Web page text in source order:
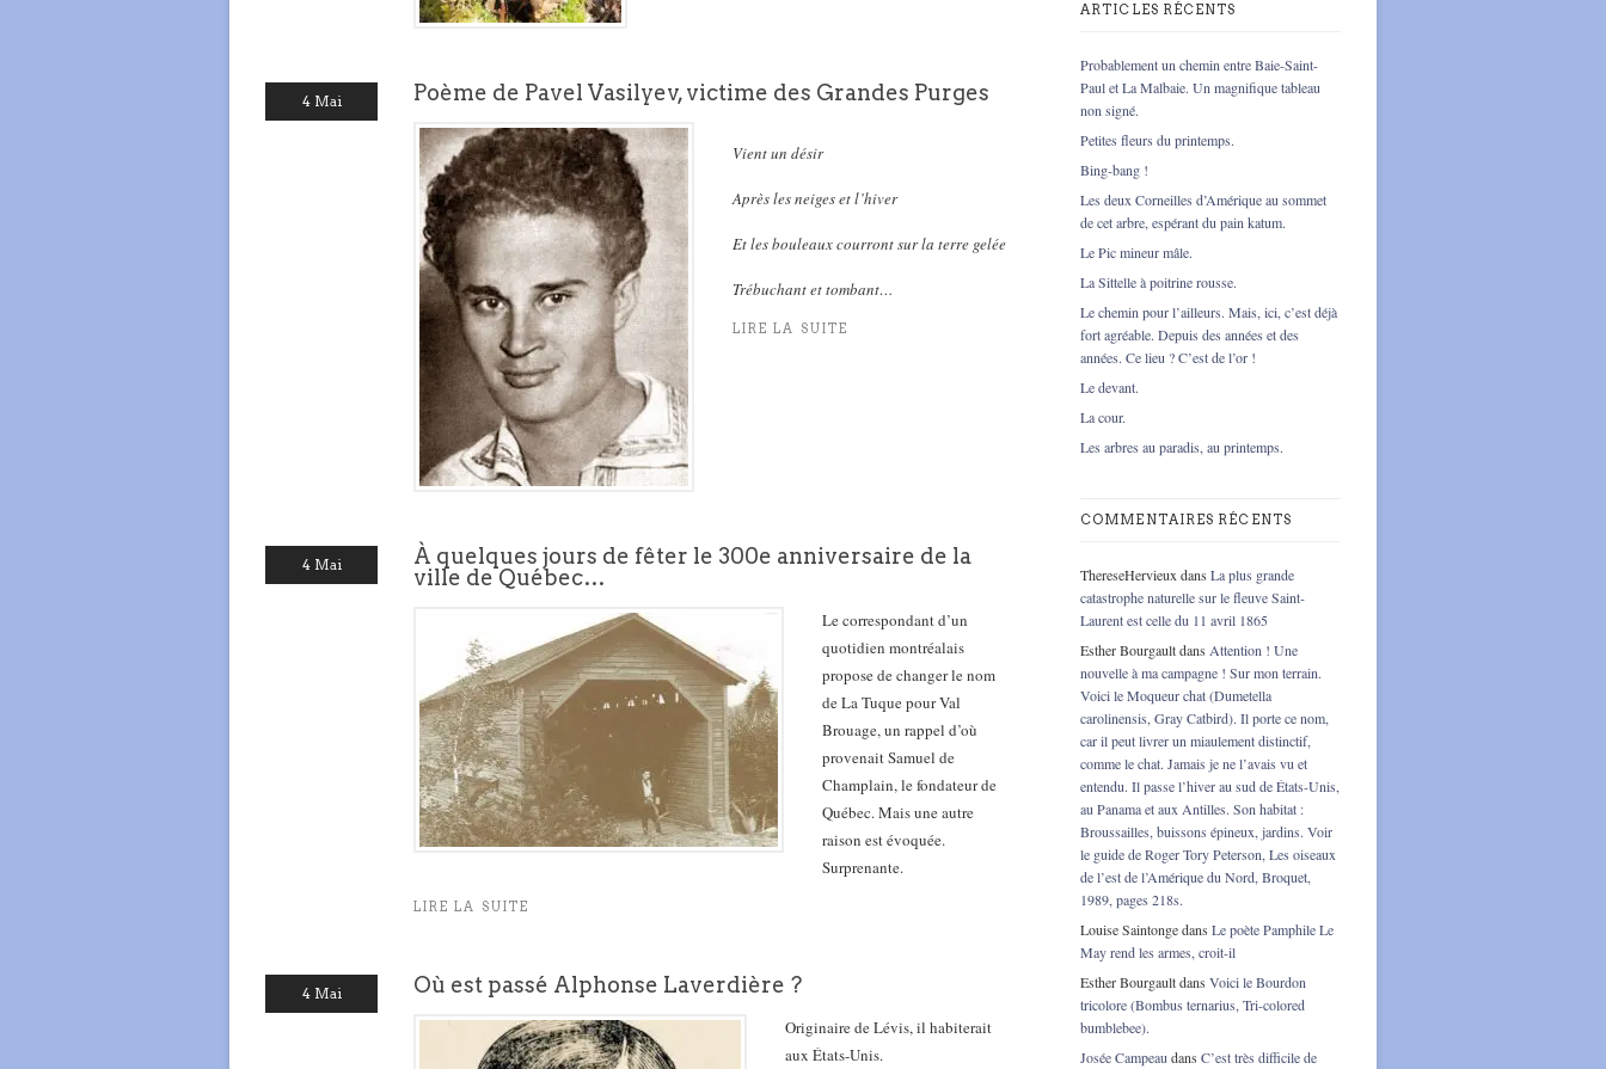
4 Mai Poème de Pavel Vasilyev, victime des Grandes Purges
Vient un désir
Après les neiges et l’hiver
Et les bouleaux courront sur la terre gelée
Trébuchant et tombant…
LIRE LA SUITE
4 Mai
À quelques jours de fêter le 300e anniversaire de la
ville de Québec…
Le correspondant d’un
quotidien montréalais
propose de changer le nom
de La Tuque pour Val
Brouage, un rappel d’où
provenait Samuel de
Champlain, le fondateur de
Québec. Mais une autre
raison est évoquée.
Surprenante.
LIRE LA SUITE
4 Mai Où est passé Alphonse Laverdière ?
Originaire de Lévis, il habiterait
aux États-Unis.
ARTICLES RÉCENTS
Probablement un chemin entre Baie-Saint-
Paul et La Malbaie. Un magnifique tableau
non signé.
Petites fleurs du printemps.
Bing-bang !
Les deux Corneilles d’Amérique au sommet
de cet arbre, espérant du pain katum.
Le Pic mineur mâle.
La Sittelle à poitrine rousse.
Le chemin pour l’ailleurs. Mais, ici, c’est déjà
fort agréable. Depuis des années et des
années. Ce lieu ? C’est de l’or !
Le devant.
La cour.
Les arbres au paradis, au printemps.
COMMENTAIRES RÉCENTS
ThereseHervieux dans La plus grande
catastrophe naturelle sur le fleuve Saint-
Laurent est celle du 11 avril 1865
Esther Bourgaultdans Attention ! Une
nouvelle à ma campagne ! Sur mon terrain.
Voici le Moqueur chat (Dumetella
carolinensis, Gray Catbird). Il porte ce nom,
car il peut livrer un miaulement distinctif,
comme le chat. Jamais je ne l’avais vu et
entendu. Il passe l’hiver au sud de États-Unis,
au Panama et aux Antilles. Son habitat :
Broussailles, buissons épineux, jardins. Voir
le guide de Roger Tory Peterson, Les oiseaux
de l’est de l’Amérique du Nord, Broquet,
1989, pages 218s.
Louise Saintongedans Le poète Pamphile Le
May rend les armes, croit-il
Esther Bourgaultdans Voici le Bourdon
tricolore (Bombus ternarius, Tri-colored
bumblebee).
Josée Campeau dans C’est très difficile de